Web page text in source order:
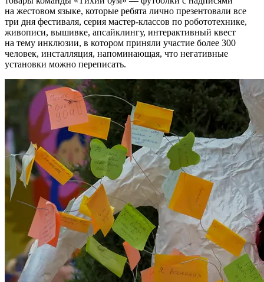
на жестовом языке, которые ребята лично презентовали все
три дня фестиваля, серия мастер-классов по робототехнике,
живописи, вышивке, апсайклингу, интерактивный квест
на тему инклюзии, в котором приняли участие более 300
человек, инсталляция, напоминающая, что негативные
установки можно переписать.